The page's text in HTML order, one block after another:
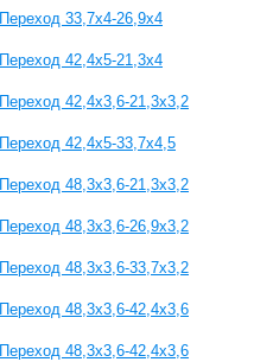
Переход 33,7x4-26,9x4
Переход 42,4x5-21,3x4
Переход 42,4x3,6-21,3x3,2
Переход 42,4x5-33,7x4,5
Переход 48,3x3,6-21,3x3,2
Переход 48,3x3,6-26,9x3,2
Переход 48,3x3,6-33,7x3,2
Переход 48,3x3,6-42,4x3,6
Переход 48,3x3,6-42,4x3,6